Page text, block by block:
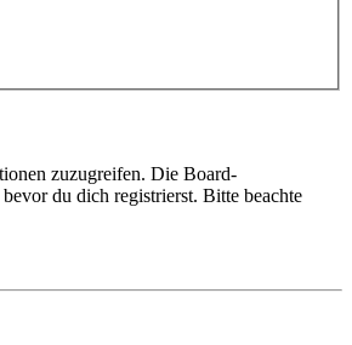
zuzugreifen. Die Board-
du dich registrierst. Bitte beachte